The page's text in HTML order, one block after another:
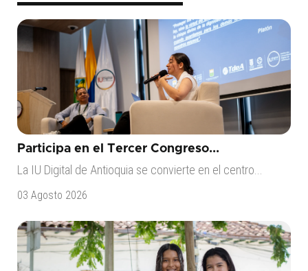
Participa en el Tercer Congreso...
La IU Digital de Antioquia se convierte en el centro...
03 Agosto 2026